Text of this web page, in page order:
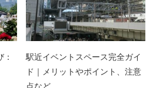
駅近イベントスペース完全ガイ
ド｜メリットやポイント、注意